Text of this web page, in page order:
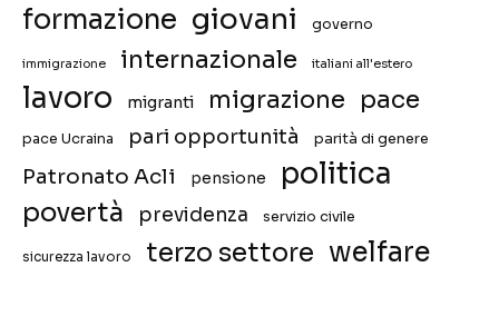
formazione giovani governo
immigrazione internazionale italiani all'estero
lavoro migranti migrazione pace
pace Ucraina pari opportunità parità di genere
Patronato Acli pensione politica
povertà previdenza servizio civile
sicurezza lavoro terzo settore welfare